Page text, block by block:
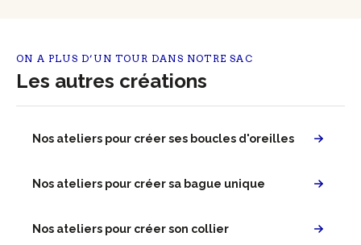
ON A PLUS D’UN TOUR DANS NOTRE SAC
Les autres créations
Nos ateliers pour créer ses boucles d'oreilles
Nos ateliers pour créer sa bague unique
Nos ateliers pour créer son collier